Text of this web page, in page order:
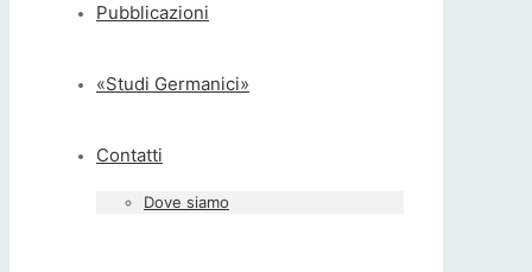
Pubblicazioni
«Studi Germanici»
Contatti
Dove siamo